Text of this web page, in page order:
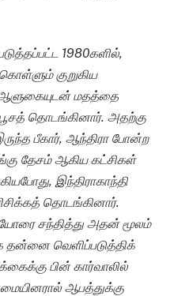
1980களில்,
குறுகிய
மதத்தை
தொடங்கினார். அதற்கு
பீகார், ஆந்திரா போன்ற
தேசம் ஆகிய கட்சிகள்
இந்திராகாந்தி
தொடங்கினார்.
சந்தித்து அதன் மூலம்
தன்னை வெளிப்படுத்திக்
பின் கார்வாலில்
ஆபத்துக்கு